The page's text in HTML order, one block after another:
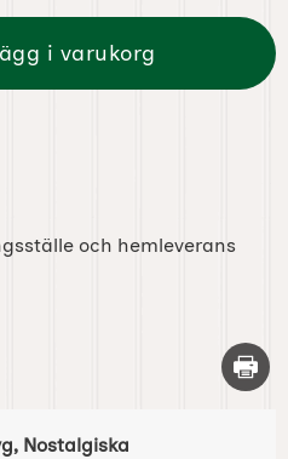
i varukorg
och hemleverans
Skriv
Nostalgiska